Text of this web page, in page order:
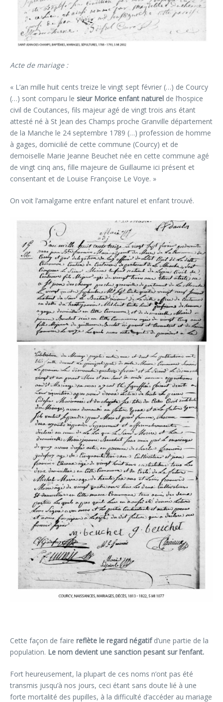
Acte de mariage :
« L’an mille huit cents treize le vingt sept février (…) de Courcy
(…) sont comparu le sieur Morice enfant naturel de l’hospice
civil de Coutances, fils majeur agé de vingt trois ans étant
attesté né à St Jean des Champs proche Granville département
de la Manche le 24 septembre 1789 (…) profession de homme
à gages, domicilié de cette commune (Courcy) et de
demoiselle Marie Jeanne Beuchet née en cette commune agé
de vingt cinq ans, fille majeure de Guillaume ici présent et
consentant et de Louise Françoise Le Voye. »
On voit l’amalgame entre enfant naturel et enfant trouvé.
Cette façon de faire reflète le regard négatifd’une partie de la
population. Le nom devient une sanction pesant sur l’enfant.
Fort heureusement, la plupart de ces noms n’ont pas été
transmis jusqu’à nos jours, ceci étant sans doute lié à une
forte mortalité des pupilles, à la difficulté d’accéder au mariage